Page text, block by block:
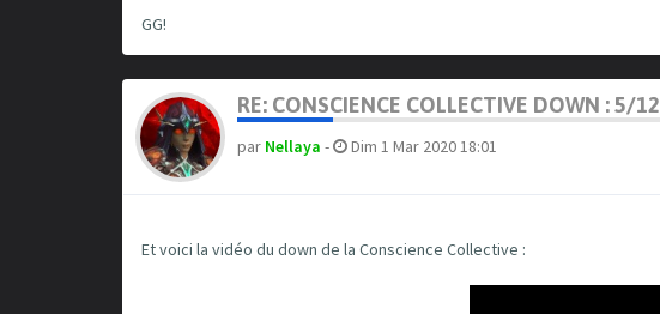
GG!
RE: CONSCIENCE COLLECTIVE DOWN : 5/12
par Nellaya - Dim 1 Mar 2020 18:01
Et voici la vidéo du down de la Conscience Collective :